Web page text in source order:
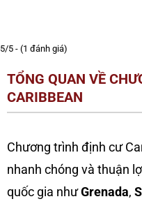
5/5 - (1 đánh giá)
TỔNG QUAN VỀ
CARIBBEAN
Chương trình định cư
nhanh chóng và thuận
quốc gia nhưGrenada,